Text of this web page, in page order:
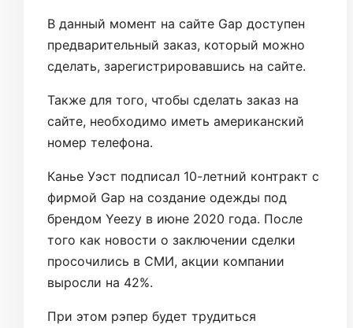
В данный момент на сайте Gap доступен
предварительный заказ, который можно
сделать, зарегистрировавшись на сайте.
Также для того, чтобы сделать заказ на
сайте, необходимо иметь американский
номер телефона.
Канье Уэст подписал 10-летний контракт с
фирмой Gap на создание одежды под
брендом Yeezy в июне 2020 года. После
того как новости о заключении сделки
просочились в СМИ, акции компании
выросли на 42%.
При этом рэпер будет трудиться